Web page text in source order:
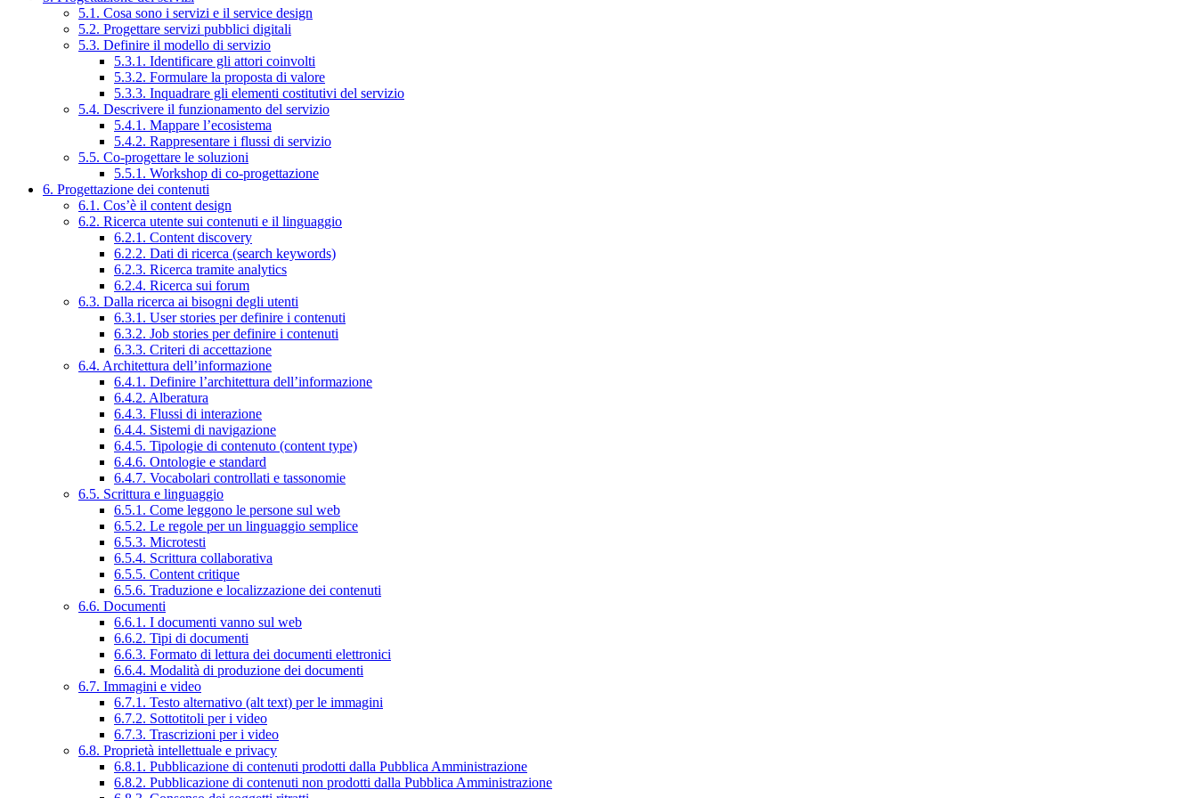
5.1. Cosa sono i servizi e il service design
5.2. Progettare servizi pubblici digitali
5.3. Definire il modello di servizio
5.3.1. Identificare gli attori coinvolti
5.3.2. Formulare la proposta di valore
5.3.3. Inquadrare gli elementi costitutivi del servizio
5.4. Descrivere il funzionamento del servizio
5.4.1. Mappare l’ecosistema
5.4.2. Rappresentare i flussi di servizio
5.5. Co-progettare le soluzioni
5.5.1. Workshop di co-progettazione
6. Progettazione dei contenuti
6.1. Cos’è il content design
6.2. Ricerca utente sui contenuti e il linguaggio
6.2.1. Content discovery
6.2.2. Dati di ricerca (search keywords)
6.2.3. Ricerca tramite analytics
6.2.4. Ricerca sui forum
6.3. Dalla ricerca ai bisogni degli utenti
6.3.1. User stories per definire i contenuti
6.3.2. Job stories per definire i contenuti
6.3.3. Criteri di accettazione
6.4. Architettura dell’informazione
6.4.1. Definire l’architettura dell’informazione
6.4.2. Alberatura
6.4.3. Flussi di interazione
6.4.4. Sistemi di navigazione
6.4.5. Tipologie di contenuto (content type)
6.4.6. Ontologie e standard
6.4.7. Vocabolari controllati e tassonomie
6.5. Scrittura e linguaggio
6.5.1. Come leggono le persone sul web
6.5.2. Le regole per un linguaggio semplice
6.5.3. Microtesti
6.5.4. Scrittura collaborativa
6.5.5. Content critique
6.5.6. Traduzione e localizzazione dei contenuti
6.6. Documenti
6.6.1. I documenti vanno sul web
6.6.2. Tipi di documenti
6.6.3. Formato di lettura dei documenti elettronici
6.6.4. Modalità di produzione dei documenti
6.7. Immagini e video
6.7.1. Testo alternativo (alt text) per le immagini
6.7.2. Sottotitoli per i video
6.7.3. Trascrizioni per i video
6.8. Proprietà intellettuale e privacy
6.8.1. Pubblicazione di contenuti prodotti dalla Pubblica Amministrazione
6.8.2. Pubblicazione di contenuti non prodotti dalla Pubblica Amministrazione